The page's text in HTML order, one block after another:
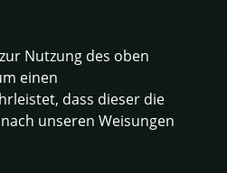
Nutzung des oben
einen
dass dieser die
unseren Weisungen